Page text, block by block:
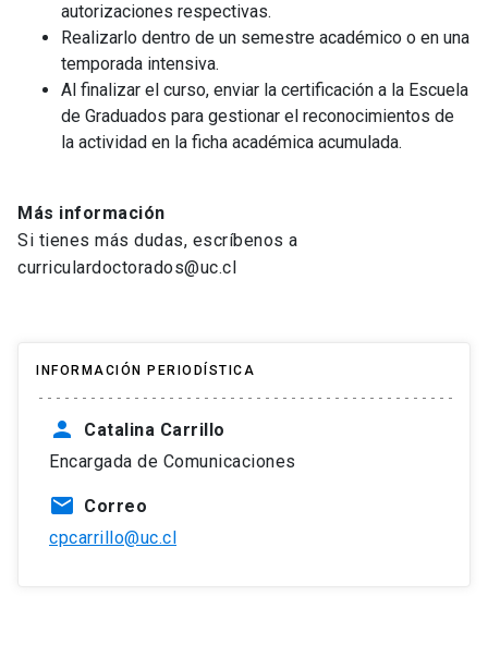
autorizaciones respectivas.
Realizarlo dentro de un semestre académico o en una
temporada intensiva.
Al finalizar el curso, enviar la certificación a la Escuela
de Graduados para gestionar el reconocimientos de
la actividad en la ficha académica acumulada.
Más información
Si tienes más dudas, escríbenos a
curriculardoctorados@uc.cl
INFORMACIÓN PERIODÍSTICA
person
Catalina Carrillo
Encargada de Comunicaciones
mail Correo
cpcarrillo@uc.cl